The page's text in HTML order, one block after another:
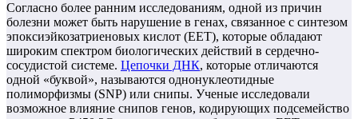
Согласно более ранним исследованиям, одной из причин
болезни может быть нарушение в генах, связанное с синтезом
эпоксиэйкозатриеновых кислот (ЕЕТ), которые обладают
широким спектром биологических действий в сердечно-
сосудистой системе. Цепочки ДНК, которые отличаются
одной «буквой», называются однонуклеотидные
полиморфизмы (SNP) или снипы. Ученые исследовали
возможное влияние снипов генов, кодирующих подсемейство